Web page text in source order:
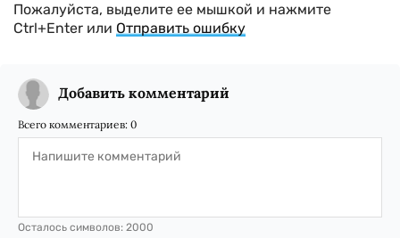
Пожалуйста, выделите ее мышкой и нажмите
Ctrl+Enter или Отправить ошибку
Добавить комментарий
Всего комментариев: 0
Осталось символов: 2000